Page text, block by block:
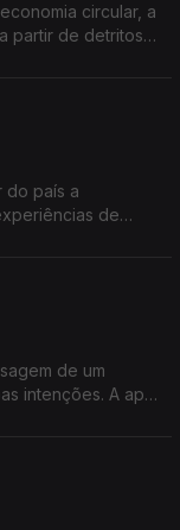
circular, a
partir de detritos
do país a
de
de um
intenções. A app